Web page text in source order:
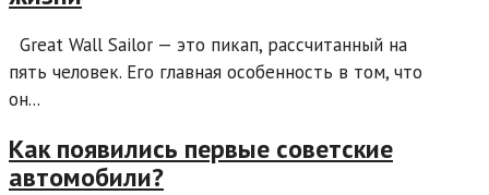
Great Wall Sailor — это пикап, рассчитанный на
пять человек. Его главная особенность в том, что
он...
Как появились первые советские
автомобили?